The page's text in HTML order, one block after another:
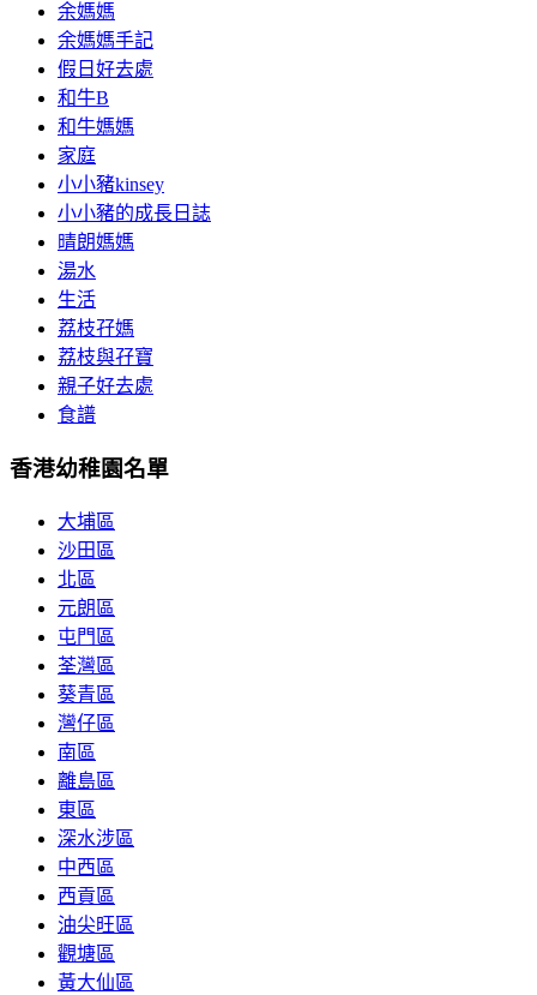
余媽媽
余媽媽手記
假日好去處
和牛B
和牛媽媽
家庭
小小豬kinsey
小小豬的成長日誌
晴朗媽媽
湯水
生活
荔枝孖媽
荔枝與孖寶
親子好去處
食譜
香港幼稚園名單
大埔區
沙田區
北區
元朗區
屯門區
荃灣區
葵青區
灣仔區
南區
離島區
東區
深水涉區
中西區
西貢區
油尖旺區
觀塘區
黃大仙區